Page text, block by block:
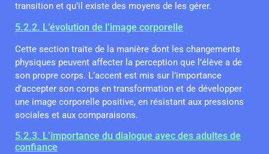
transition et qu’il existe des moyens de les gérer.
5.2.2. L’évolution de l’image corporelle
Cette section traite de la manière dont les changements
physiques peuvent affecter la perception que l’élève a de
son propre corps. L’accent est mis sur l’importance
d’accepter son corps en transformation et de développer
une image corporelle positive, en résistant aux pressions
sociales et aux comparaisons.
5.2.3. L’importance du dialogue avec des adultes de
confiance